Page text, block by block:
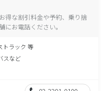
得な割引料金や予約、乗り捨
お電話ください。
トラック 等
スなど